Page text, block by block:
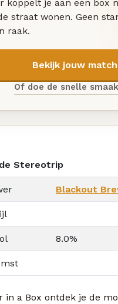
koppelt je aan een box
straat wonen. Geen
raak.
Bekijk jouw
Of doe de snelle
Stereotrip
Blackout
8.0%
in a Box ontdek je de